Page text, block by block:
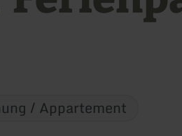
/ Appartement